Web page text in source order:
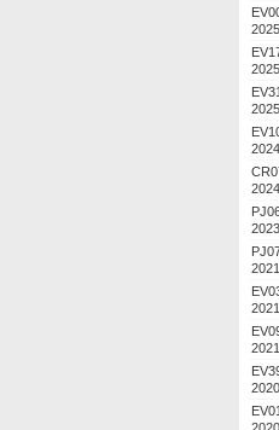
2025
2025
2025
2024
2024
2023
2021
2021
2021
2020